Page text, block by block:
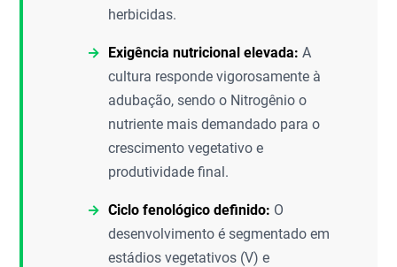
herbicidas.
Exigência nutricional elevada: A
cultura responde vigorosamente à
adubação, sendo o Nitrogênio o
nutriente mais demandado para o
crescimento vegetativo e
produtividade final.
Ciclo fenológico definido: O
desenvolvimento é segmentado em
estádios vegetativos (V) e